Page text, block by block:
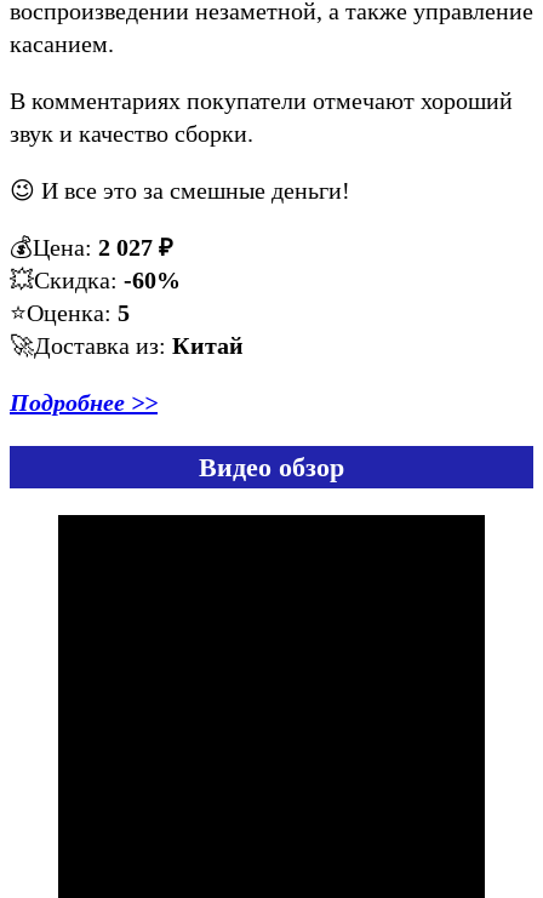
воспроизведении незаметной, а также управление
касанием.
В комментариях покупатели отмечают хороший
звук и качество сборки.
😉 И все это за смешные деньги!
💰Цена: 2 027 ₽
💥Скидка: -60%
⭐️Оценка: 5
🚀Доставка из: Китай
Подробнее >>
Видео обзор